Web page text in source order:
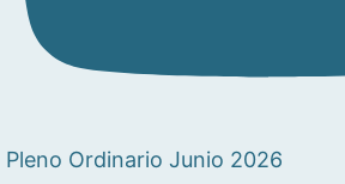
Pleno Ordinario Junio 2026